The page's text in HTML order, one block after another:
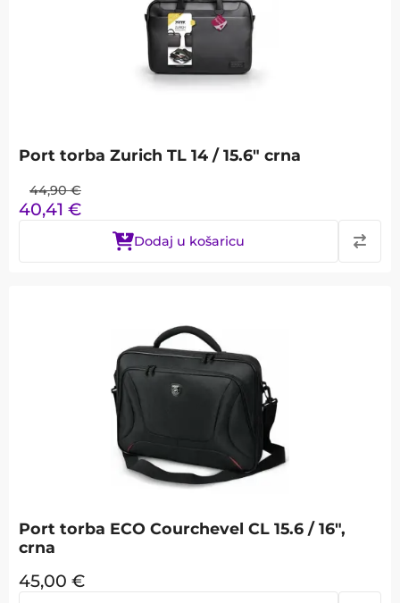
Port torba Zurich TL 14 / 15.6" crna
44,90 €
40,41 €
Dodaj u košaricu
Port torba ECO Courchevel CL 15.6 / 16",
crna
45,00 €